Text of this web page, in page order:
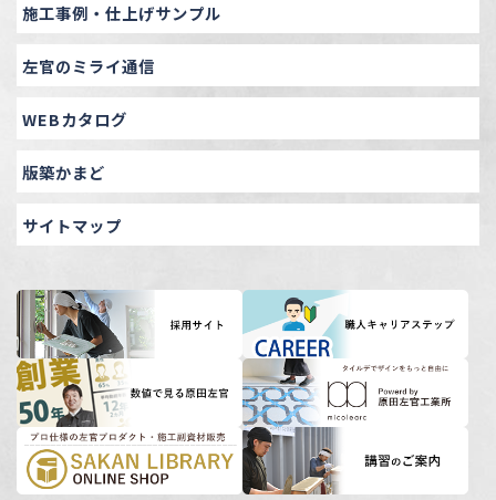
施工事例・仕上げサンプル
左官のミライ通信
WEBカタログ
版築かまど
サイトマップ